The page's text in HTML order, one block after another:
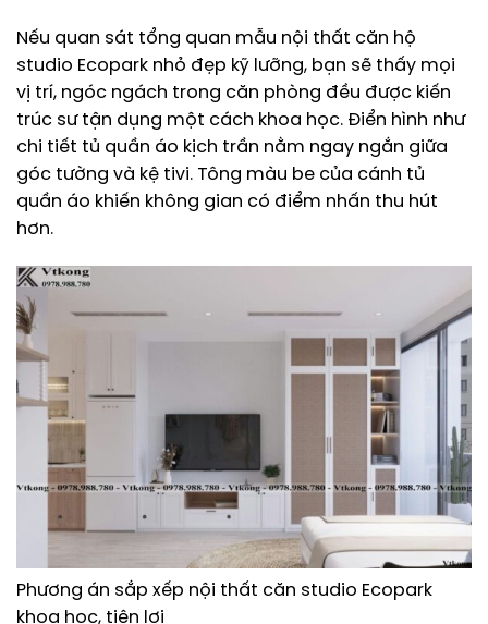
Nếu quan sát tổng quan mẫu nội thất căn hộ
studio Ecopark nhỏ đẹp kỹ lưỡng, bạn sẽ thấy mọi
vị trí, ngóc ngách trong căn phòng đều được kiến
trúc sư tận dụng một cách khoa học. Điển hình như
chi tiết tủ quần áo kịch trần nằm ngay ngắn giữa
góc tường và kệ tivi. Tông màu be của cánh tủ
quần áo khiến không gian có điểm nhấn thu hút
hơn.
Phương án sắp xếp nội thất căn studio Ecopark
khoa học, tiện lợi